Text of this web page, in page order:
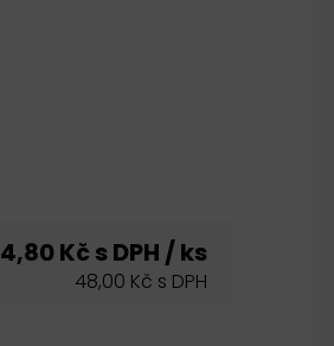
4,80 Kč s DPH / ks
48,00 Kč s DPH